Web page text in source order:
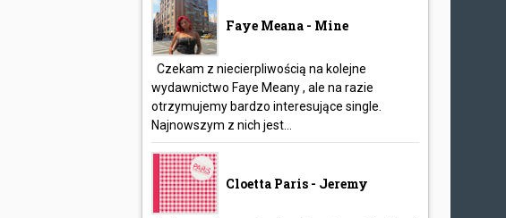
Faye Meana - Mine
Czekam z niecierpliwością na kolejne
wydawnictwo Faye Meany , ale na razie
otrzymujemy bardzo interesujące single.
Najnowszym z nich jest...
Cloetta Paris - Jeremy